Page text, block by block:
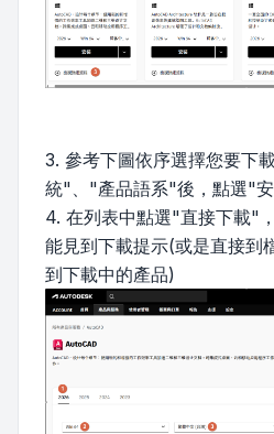
3. 參考下圖依序選擇您要下
統"、"產品語系"後，點選"
4. 在列表中點選"直接下載"
能見到下載提示(或是直接到
到下載中的產品)